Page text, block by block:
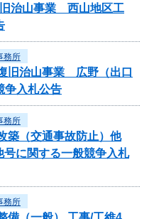
旧治山事業 西山地区工
務所
旧治山事業 広野（出口
争入札公告
務所
築（交通事故防止）他
に関する一般競争入札
務所